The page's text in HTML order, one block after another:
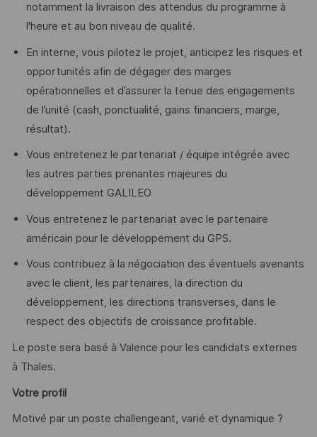
notamment la livraison des attendus du programme à
l'heure et au bon niveau de qualité.
En interne, vous pilotez le projet, anticipez les risques et
opportunités afin de dégager des marges
opérationnelles et d’assurer la tenue des engagements
de l’unité (cash, ponctualité, gains financiers, marge,
résultat).
Vous entretenez le partenariat / équipe intégrée avec
les autres parties prenantes majeures du
développement GALILEO
Vous entretenez le partenariat avec le partenaire
américain pour le développement du GPS.
Vous contribuez à la négociation des éventuels avenants
avec le client, les partenaires, la direction du
développement, les directions transverses, dans le
respect des objectifs de croissance profitable.
Le poste sera basé à Valence pour les candidats externes
à Thales.
Votre profil
Motivé par un poste challengeant, varié et dynamique ?